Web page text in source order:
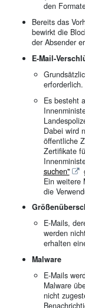
den
Bereits das
bewirkt die
der Absender
E-Mail-
erforderlich.
Es besteht
Dabei wird
öffentliche
Zertifikate
suchen"
Ein weitere
die
E-Mails,
werden
erhalten
Malware
E-Mails
Malware
nicht